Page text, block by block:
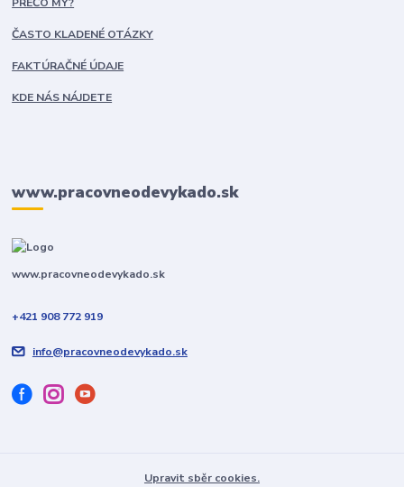
ČASTO KLADENÉ OTÁZKY
FAKTÚRAČNÉ ÚDAJE
KDE NÁS NÁJDETE
www.pracovneodevykado.sk
www.pracovneodevykado.sk
+421 908 772 919
info@pracovneodevykado.sk
Upravit sběr cookies.